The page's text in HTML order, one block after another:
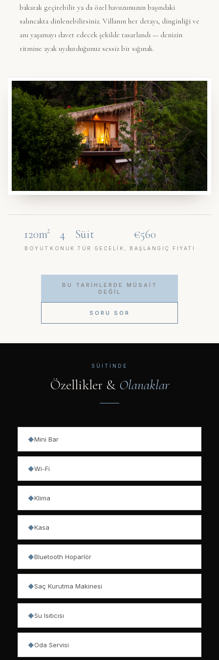
bakarak geçirebilir ya da özel havuzunuzun başındaki
salıncakta dinlenebilirsiniz. Villanın her detayı, dinginliği ve
anı yaşamayı davet edecek şekilde tasarlandı — denizin
ritmine ayak uydurduğunuz sessiz bir sığınak.
120m²
BOYUT
4
KONUK
Süit
TÜR
€560
GECELIK, BAŞLANGIÇ FIYATI
BU TARIHLERDE MÜSAIT
DEĞIL
SORU SOR
SÜITINDE
Özellikler & Olanaklar
◆Mini Bar
◆Wi-Fi
◆Klima
◆Kasa
◆Bluetooth Hoparlör
◆Saç Kurutma Makinesi
◆Su Isıtıcısı
◆Oda Servisi